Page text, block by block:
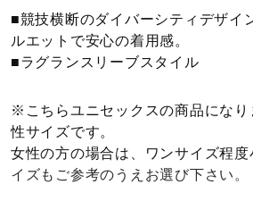
ライフスタイルグッズ
寝具／ミズノスリープ
■競技横断のダイバーシティデザイ
ルエットで安心の着用感。
■ラグランスリーブスタイル
※こちらユニセックスの商品になり
性サイズです。
女性の方の場合は、ワンサイズ程
イズもご参考のうえお選び下さい。